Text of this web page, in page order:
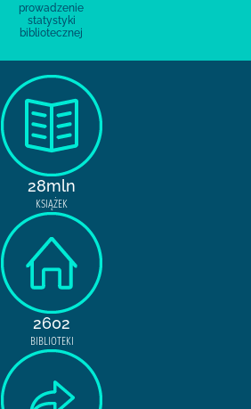
prowadzenie
statystyki
bibliotecznej
28mln
KSIĄŻEK
2602
BIBLIOTEKI